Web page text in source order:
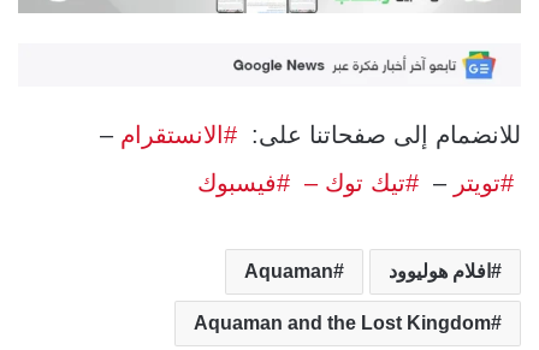
للانضمام إلى صفحاتنا على: #الانستقرام –
#تويتر – #تيك توك – #فيسبوك
افلام هوليوود Aquaman
Aquaman and the Lost Kingdom